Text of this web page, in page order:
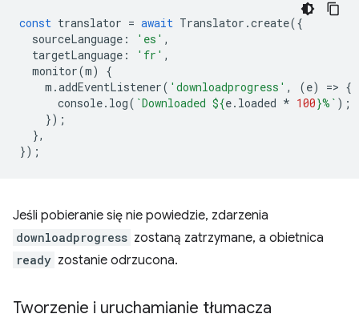
const translator = await Translator .create({
sourceLanguage : 'es' ,
targetLanguage : 'fr' ,
monitor(m)
{
m .addEventListener( 'downloadprogress' , (e) => {
console. log( `Downloaded ${e. loaded * 100}%` );
});
},
});
Jeśli pobieranie się nie powiedzie, zdarzenia
downloadprogress zostaną zatrzymane, a obietnica
ready zostanie odrzucona.
Tworzenie i uruchamianie tłumacza